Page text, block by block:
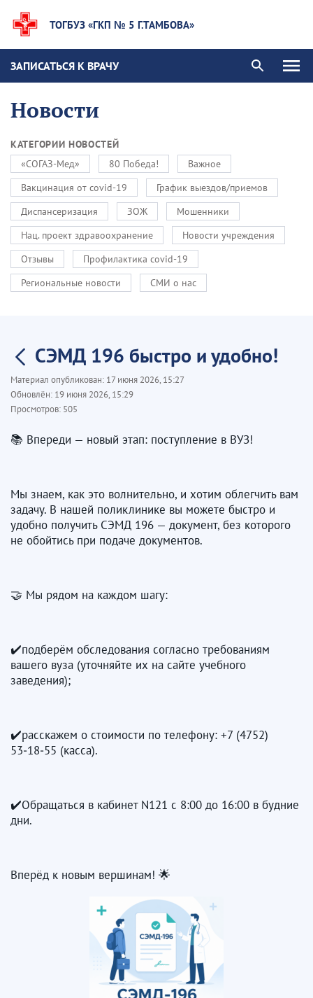
ТОГБУЗ «ГКП № 5 Г.ТАМБОВА»
ЗАПИСАТЬСЯ К ВРАЧУ
Новости
КАТЕГОРИИ НОВОСТЕЙ
«СОГАЗ-Мед»
80 Победа!
Важное
Вакцинация от covid-19
График выездов/приемов
Диспансеризация
ЗОЖ
Мошенники
Нац. проект здравоохранение
Новости учреждения
Отзывы
Профилактика covid-19
Региональные новости
СМИ о нас
СЭМД 196 быстро и удобно!
Материал опубликован: 17 июня 2026, 15:27
Обновлён: 19 июня 2026, 15:29
Просмотров: 505
📚 Впереди — новый этап: поступление в ВУЗ!
Мы знаем, как это волнительно, и хотим облегчить вам
задачу. В нашей поликлинике вы можете быстро и
удобно получить СЭМД 196 — документ, без которого
не обойтись при подаче документов.
🤝 Мы рядом на каждом шагу:
✔️подберём обследования согласно требованиям
вашего вуза (уточняйте их на сайте учебного
заведения);
✔️расскажем о стоимости по телефону: +7 (4752)
53‑18‑55 (касса).
✔️Обращаться в кабинет N121 с 8:00 до 16:00 в будние
дни.
Вперёд к новым вершинам! 🌟